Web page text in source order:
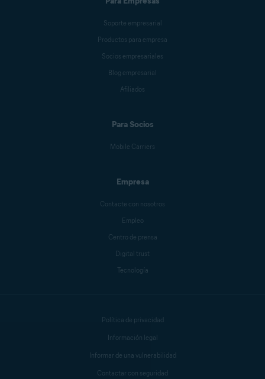
Soporte empresarial
Productos para empresa
Socios empresariales
Blog empresarial
Afiliados
Para Socios
Mobile Carriers
Empresa
Contacte con nosotros
Empleo
Centro de prensa
Digital trust
Tecnología
Política de privacidad
Información legal
Informar de una vulnerabilidad
Contactar con seguridad